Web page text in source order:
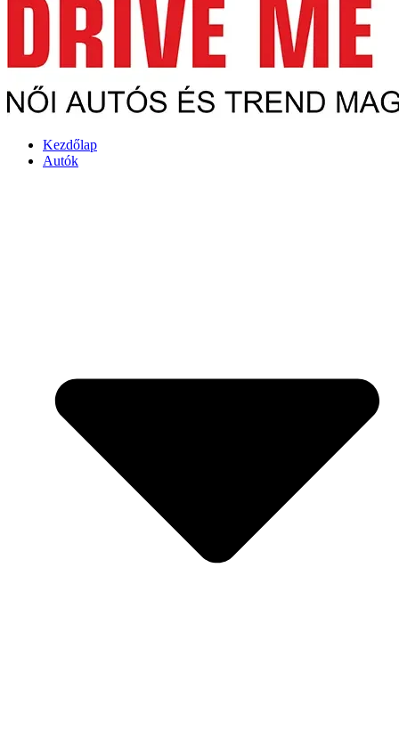
Kezdőlap
Autók